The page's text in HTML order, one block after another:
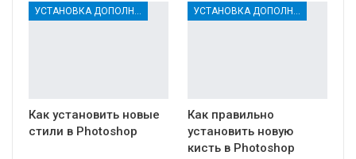
Как установить новые
стили в Photoshop
Как правильно
установить новую
кисть в Photoshop